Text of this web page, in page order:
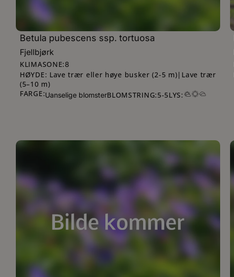
Betula pubescens ssp. tortuosa
Fjellbjørk
KLIMASONE:8
HØYDE: Lave trær eller høye busker (2-5 m)|Lave trær
(5–10 m)
FARGE:Uanselige blomsterBLOMSTRING:5-5LYS: